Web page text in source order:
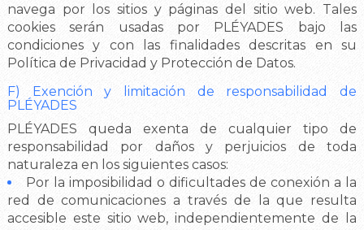
navega por los sitios y páginas del sitio web. Tales
cookies serán usadas por PLÉYADES bajo las
condiciones y con las finalidades descritas en su
Política de Privacidad y Protección de Datos.
F) Exención y limitación de responsabilidad de
PLÉYADES
PLÉYADES queda exenta de cualquier tipo de
responsabilidad por daños y perjuicios de toda
naturaleza en los siguientes casos:
Por la imposibilidad o dificultades de conexión a la
red de comunicaciones a través de la que resulta
accesible este sitio web, independientemente de la